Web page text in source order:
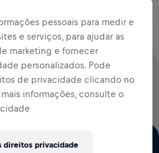
VAI PARA PESQUISAS
ESPINHAL
pessoais para medir e
e serviços, para ajudar as
marketing e fornecer
personalizados. Pode
de privacidade clicando no
informações, consulte o
direitos privacidade